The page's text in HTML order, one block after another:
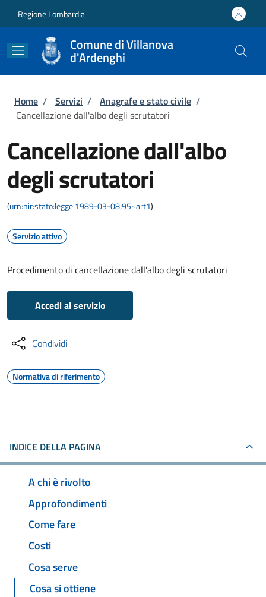
Regione Lombardia
Comune di Villanova
d'Ardenghi
Briciole di pane
Home / Servizi / Anagrafe e stato civile /
Cancellazione dall'albo degli scrutatori
Cancellazione dall'albo
degli scrutatori
(urn:nir:stato:legge:1989-03-08;95~art1)
Servizio attivo
Procedimento di cancellazione dall'albo degli scrutatori
Accedi al servizio
Condividi
Normativa di riferimento
INDICE DELLA PAGINA
A chi è rivolto
Approfondimenti
Come fare
Costi
Cosa serve
Cosa si ottiene